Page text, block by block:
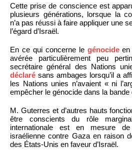
Cette prise de conscience est
plusieurs générations, lorsque la
n’a pas réussi à faire appliquer une
l’égard d’Israël.
En ce qui concerne le génocideen
avérée particulièrement peu
secrétaire général des Nations
déclaré sans ambages lorsqu’il a
les Nations unies n’avaient « ni
empêcher le génocide dans la bande
M. Guterres et d’autres hauts
être conscients du rôle
internationale est en mesure
israélienne contre Gaza en raison
des États-Unis en faveur d’Israël.